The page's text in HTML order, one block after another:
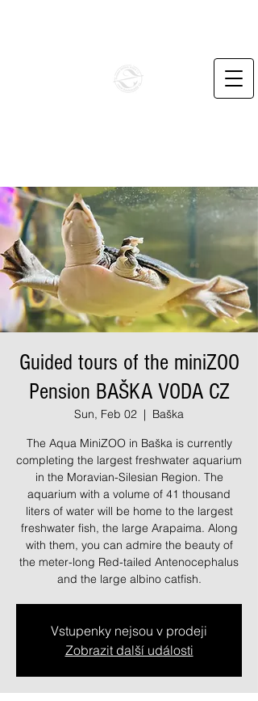
Guided tours of the miniZOO
Pension BAŠKA VODA CZ
Sun, Feb 02
  |
Baška
The Aqua MiniZOO in Baška is currently
completing the largest freshwater aquarium
in the Moravian-Silesian Region. The
aquarium with a volume of 41 thousand
liters of water will be home to the largest
freshwater fish, the large Arapaima. Along
with them, you can admire the beauty of
the meter-long Red-tailed Antenocephalus
and the large albino catfish.
Vstupenky nejsou v prodeji
Zobrazit další události